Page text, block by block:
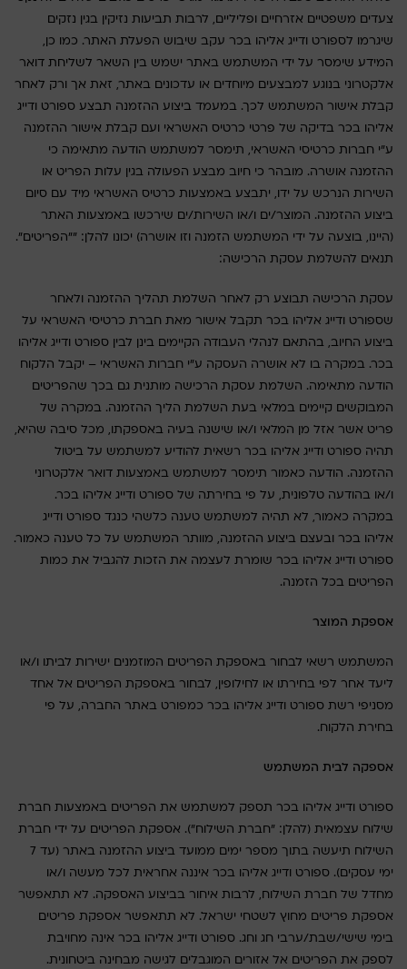
צעדים משפטיים אזרחיים ופליליים, לרבות תביעות נזיקין בגין נזקים
שיגרמו לספורט ודייג אליהו בכר עקב שיבוש הפעלת האתר. כמו כן,
המידע שימסר על ידי המשתמש באתר ישמש בין השאר לשליחת דואר
אלקטרוני בנוגע למבצעים מיוחדים או עדכונים באתר, זאת אך ורק לאחר
קבלת אישור המשתמש לכך. במעמד ביצוע ההזמנה תבצע ספורט ודייג
אליהו בכר בדיקה של פרטי כרטיס האשראי ועם קבלת אישור ההזמנה
ע"י חברות כרטיסי האשראי, תימסר למשתמש הודעה מתאימה כי
ההזמנה אושרה. מובהר כי חיוב מבצע הפעולה בגין עלות הפריט או
השירות הנרכש על ידו, יתבצע באמצעות כרטיס האשראי מיד עם סיום
ביצוע ההזמנה. המוצר/ים ו/או השירות/ים שירכשו באמצעות האתר
(היינו, בוצעה על ידי המשתמש הזמנה וזו אושרה) יכונו להלן: ""הפריטים".
תנאים להשלמת עסקת הרכישה:
עסקת הרכישה תבוצע רק לאחר השלמת תהליך ההזמנה ולאחר
שספורט ודייג אליהו בכר תקבל אישור מאת חברת כרטיסי האשראי על
ביצוע החיוב, בהתאם לנהלי העבודה הקיימים בינן לבין ספורט ודייג אליהו
בכר. במקרה בו לא אושרה העסקה ע"י חברות האשראי – יקבל הלקוח
הודעה מתאימה. השלמת עסקת הרכישה מותנית גם בכך שהפריטים
המבוקשים קיימים במלאי בעת השלמת הליך ההזמנה. במקרה של
פריט אשר אזל מן המלאי ו/או שישנה בעיה באספקתו, מכל סיבה שהיא,
תהיה ספורט ודייג אליהו בכר רשאית להודיע למשתמש על ביטול
ההזמנה. הודעה כאמור תימסר למשתמש באמצעות דואר אלקטרוני
ו/או בהודעה טלפונית, על פי בחירתה של ספורט ודייג אליהו בכר.
במקרה כאמור, לא תהיה למשתמש טענה כלשהי כנגד ספורט ודייג
אליהו בכר ובעצם ביצוע ההזמנה, מוותר המשתמש על כל טענה כאמור.
ספורט ודייג אליהו בכר שומרת לעצמה את הזכות להגביל את כמות
הפריטים בכל הזמנה.
אספקת המוצר
המשתמש רשאי לבחור באספקת הפריטים המוזמנים ישירות לביתו ו/או
ליעד אחר לפי בחירתו או לחילופין, לבחור באספקת הפריטים אל אחד
מסניפי רשת ספורט ודייג אליהו בכר כמפורט באתר החברה, על פי
בחירת הלקוח.
אספקה לבית המשתמש
ספורט ודייג אליהו בכר תספק למשתמש את הפריטים באמצעות חברת
שילוח עצמאית (להלן: "חברת השילוח"). אספקת הפריטים על ידי חברת
השילוח תיעשה בתוך מספר ימים ממועד ביצוע ההזמנה באתר (עד 7
ימי עסקים). ספורט ודייג אליהו בכר איננה אחראית לכל מעשה ו/או
מחדל של חברת השילוח, לרבות איחור בביצוע האספקה. לא תתאפשר
אספקת פריטים מחוץ לשטחי ישראל. לא תתאפשר אספקת פריטים
בימי שישי/שבת/ערבי חג וחג. ספורט ודייג אליהו בכר אינה מחויבת
לספק את הפריטים אל אזורים המוגבלים לגישה מבחינה ביטחונית.